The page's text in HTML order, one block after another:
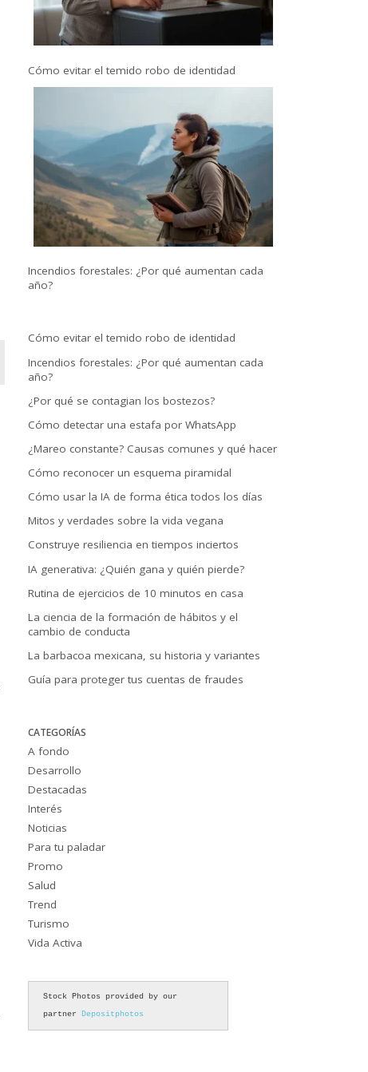
Cómo evitar el temido robo de identidad
Incendios forestales: ¿Por qué aumentan cada
año?
Cómo evitar el temido robo de identidad
Incendios forestales: ¿Por qué aumentan cada
año?
¿Por qué se contagian los bostezos?
Cómo detectar una estafa por WhatsApp
¿Mareo constante? Causas comunes y qué hacer
Cómo reconocer un esquema piramidal
Cómo usar la IA de forma ética todos los días
Mitos y verdades sobre la vida vegana
Construye resiliencia en tiempos inciertos
IA generativa: ¿Quién gana y quién pierde?
Rutina de ejercicios de 10 minutos en casa
La ciencia de la formación de hábitos y el
cambio de conducta
La barbacoa mexicana, su historia y variantes
Guía para proteger tus cuentas de fraudes
CATEGORÍAS
A fondo
Desarrollo
Destacadas
Interés
Noticias
Para tu paladar
Promo
Salud
Trend
Turismo
Vida Activa
Stock Photos provided by our
partner Depositphotos